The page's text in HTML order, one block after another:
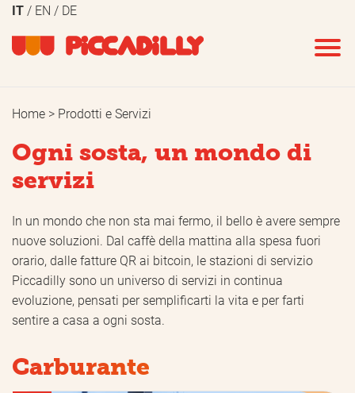
IT EN DE
Home Prodotti e Servizi
Ogni sosta, un mondo di
servizi
In un mondo che non sta mai fermo, il bello è avere sempre
nuove soluzioni. Dal caffè della mattina alla spesa fuori
orario, dalle fatture QR ai bitcoin, le stazioni di servizio
Piccadilly sono un universo di servizi in continua
evoluzione, pensati per semplificarti la vita e per farti
sentire a casa a ogni sosta.
Carburante